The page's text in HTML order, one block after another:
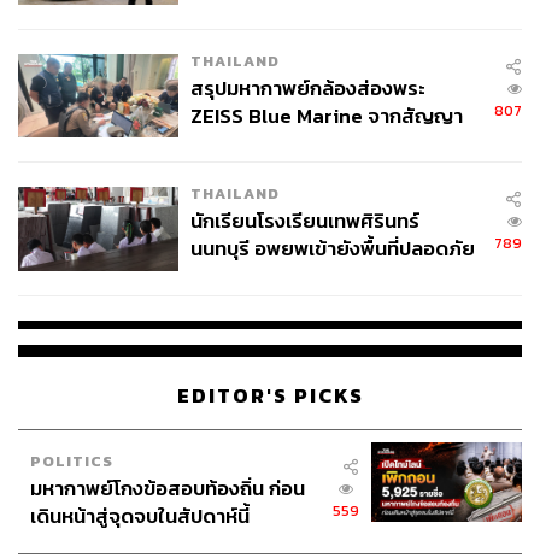
THAILAND
สรุปมหากาพย์กล้องส่องพระ
ZEISS Blue Marine จากสัญญา
จ่ายหนี้-แอบระบุแบรนด์
807
THAILAND
นักเรียนโรงเรียนเทพศิรินทร์
นนทบุรี อพยพเข้ายังพื้นที่ปลอดภัย
789
EDITOR'S PICKS
POLITICS
มหากาพย์โกงข้อสอบท้องถิ่น ก่อน
เดินหน้าสู่จุดจบในสัปดาห์นี้
559